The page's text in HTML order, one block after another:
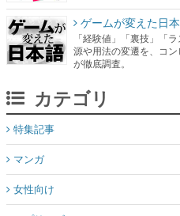
カテゴリ
マンガ
女性向け
アプリレビュー
その他